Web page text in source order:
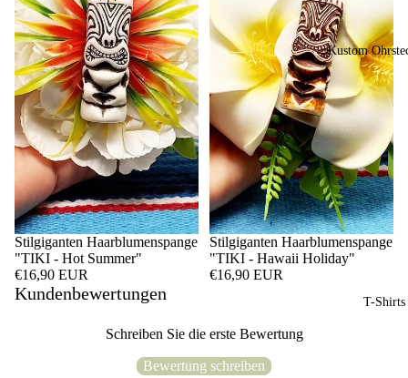
Kustom
T-
Stilgiganten Haarblumenspange
"TIKI - Hot Summer"
€16,90 EUR
Stilgiganten Haarblumenspange
"TIKI - Hawaii Holiday"
€16,90 EUR
Kundenbewertungen
Schreiben Sie die erste Bewertung
Bewertung schreiben